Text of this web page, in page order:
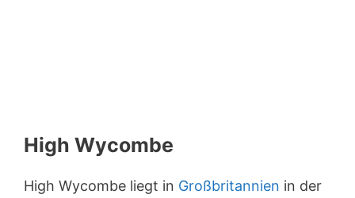
High Wycombe
High Wycombe liegt in Großbritannien in der